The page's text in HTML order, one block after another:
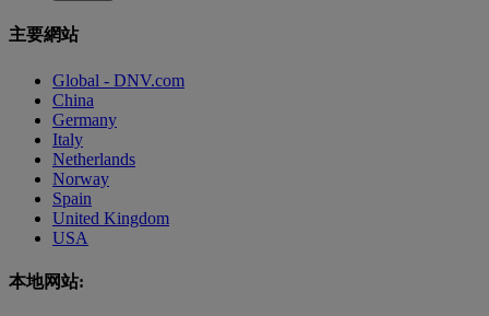
主要網站
Global - DNV.com
China
Germany
Italy
Netherlands
Norway
Spain
United Kingdom
USA
本地网站: